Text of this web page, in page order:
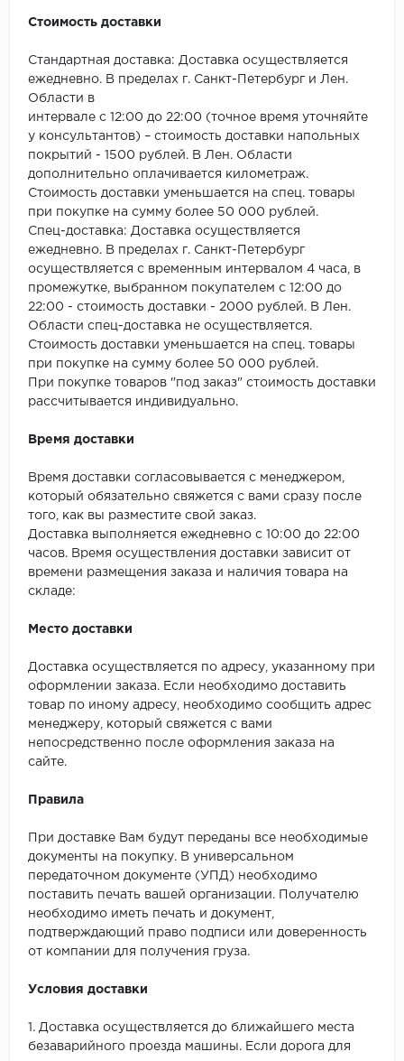
SPC Ideal Flooring
SPC Kronostep
SPC Promo
SPC Stronghold
TANTO
Vinilam
Wonderful Vinyl
Стоимость доставки
Стандартная доставка: Доставка осуществляется
ежедневно. В пределах г. Санкт-Петербург и Лен.
Области в
интервале с 12:00 до 22:00 (точное время уточняйте
у консультантов) – стоимость доставки напольных
покрытий - 1500 рублей. В Лен. Области
дополнительно оплачивается километраж.
Стоимость доставки уменьшается на спец. товары
при покупке на сумму более 50 000 рублей.
Спец-доставка: Доставка осуществляется
ежедневно. В пределах г. Санкт-Петербург
осуществляется с временным интервалом 4 часа, в
промежутке, выбранном покупателем с 12:00 до
22:00 - стоимость доставки - 2000 рублей. В Лен.
Области спец-доставка не осуществляется.
Стоимость доставки уменьшается на спец. товары
при покупке на сумму более 50 000 рублей.
При покупке товаров "под заказ" стоимость доставки
рассчитывается индивидуально.
Время доставки
Время доставки согласовывается с менеджером,
который обязательно свяжется с вами сразу после
того, как вы разместите свой заказ.
Доставка выполняется ежедневно с 10:00 до 22:00
часов. Время осуществления доставки зависит от
времени размещения заказа и наличия товара на
складе:
Место доставки
Доставка осуществляется по адресу, указанному при
оформлении заказа. Если необходимо доставить
товар по иному адресу, необходимо сообщить адрес
менеджеру, который свяжется с вами
непосредственно после оформления заказа на
сайте.
Правила
При доставке Вам будут переданы все необходимые
документы на покупку. В универсальном
передаточном документе (УПД) необходимо
поставить печать вашей организации. Получателю
необходимо иметь печать и документ,
подтверждающий право подписи или доверенность
от компании для получения груза.
Условия доставки
1. Доставка осуществляется до ближайшего места
безаварийного проезда машины. Если дорога для